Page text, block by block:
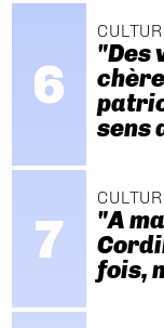
"Des
sens
"A
fois,